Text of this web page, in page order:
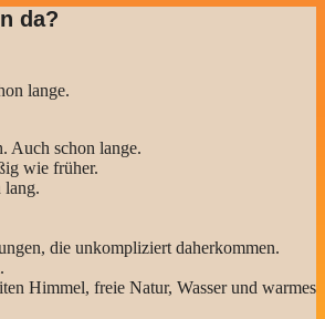
da?
lange.
Auch schon lange.
wie früher.
lang.
die unkompliziert daherkommen.
Himmel, freie Natur, Wasser und warmes